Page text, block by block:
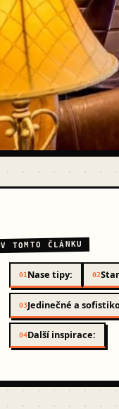
V TOMTO ČLÁNKU
01Nase tipy: 02
03Jedinečné a
04Další inspirace: